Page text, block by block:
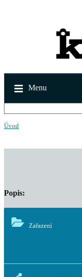
Menu
Úvod
Popis:
Zařazení